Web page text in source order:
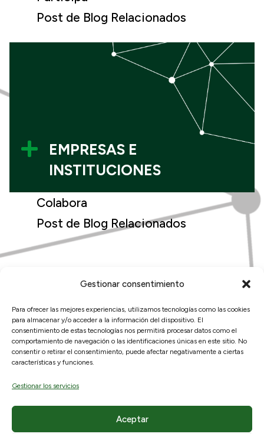
Gestionar consentimiento
Para ofrecer las mejores experiencias, utilizamos tecnologías como las cookies
para almacenar y/o acceder a la información del dispositivo. El
consentimiento de estas tecnologías nos permitirá procesar datos como el
comportamiento de navegación o las identificaciones únicas en este sitio. No
consentir o retirar el consentimiento, puede afectar negativamente a ciertas
características y funciones.
Gestionar los servicios
Aceptar
Post de Blog Relacionados

EMPRESAS E
INSTITUCIONES
Colabora
Post de Blog Relacionados
© 2026, RAICEX, Madrid, España.
Enlaces útiles
Sobre nosotros
Política de cookies